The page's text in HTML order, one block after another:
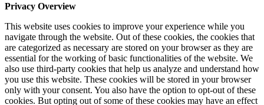
Privacy Overview
This website uses cookies to improve your experience while you
navigate through the website. Out of these cookies, the cookies that
are categorized as necessary are stored on your browser as they are
essential for the working of basic functionalities of the website. We
also use third-party cookies that help us analyze and understand how
you use this website. These cookies will be stored in your browser
only with your consent. You also have the option to opt-out of these
cookies. But opting out of some of these cookies may have an effect